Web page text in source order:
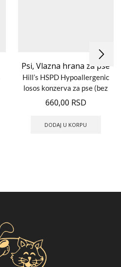
Psi,Vlazna hrana za pse
Hill’s HSPD Hypoallergenic
losos konzerva za pse (bez
žitarica) 363gr
660,00 RSD
DODAJ U KORPU